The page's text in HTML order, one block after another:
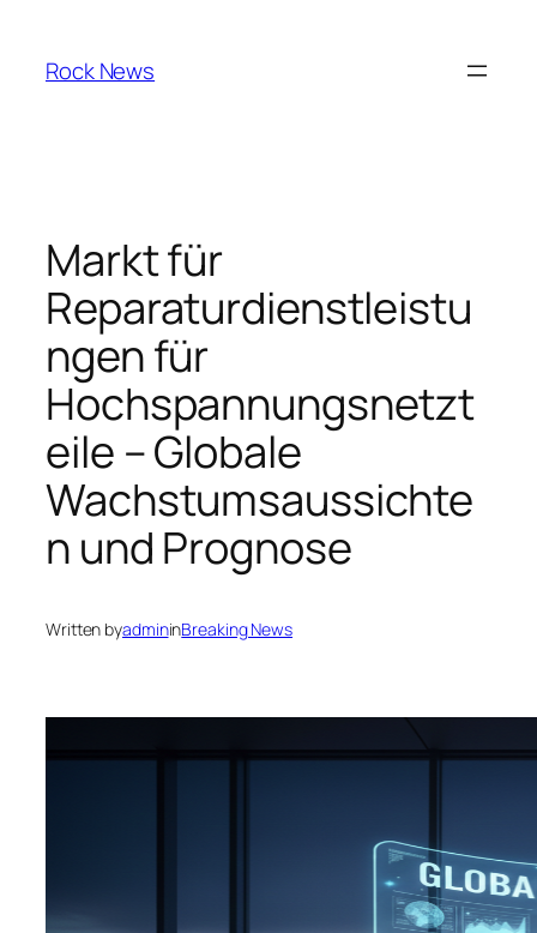
content
Rock News
Markt für
Reparaturdienstleistu
ngen für
Hochspannungsnetzt
eile – Globale
Wachstumsaussichte
n und Prognose
Written byadmininBreaking News